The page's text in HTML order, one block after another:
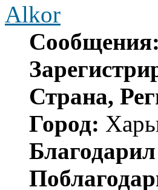
Alkor
Сообщения:
Страна,
Город: